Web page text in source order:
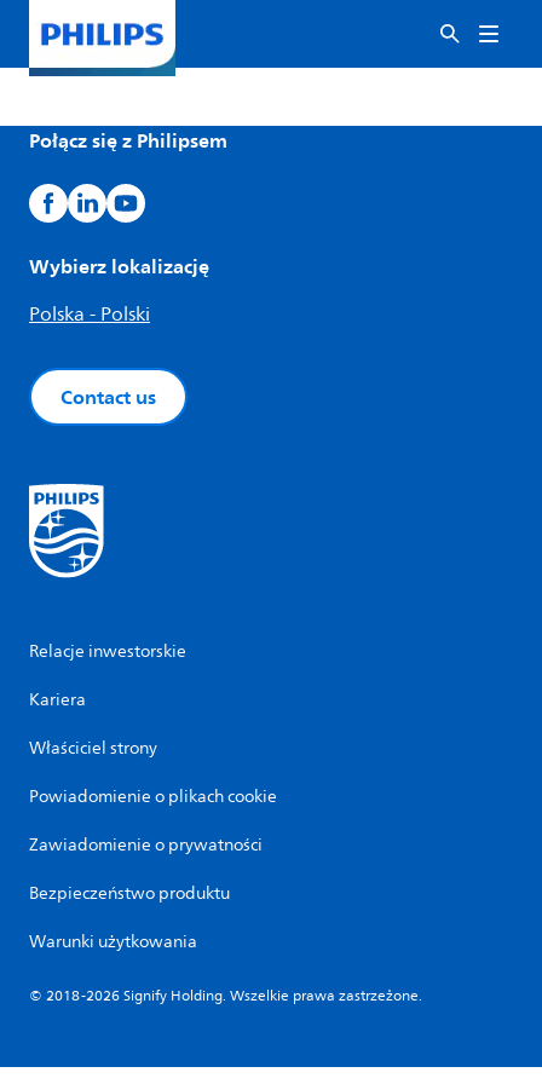
Połącz się z Philipsem
Wybierz lokalizację
Polska - Polski
Contact us
Relacje inwestorskie
Kariera
Właściciel strony
Powiadomienie o plikach cookie
Zawiadomienie o prywatności
Bezpieczeństwo produktu
Warunki użytkowania
© 2018-2026 Signify Holding. Wszelkie prawa zastrzeżone.